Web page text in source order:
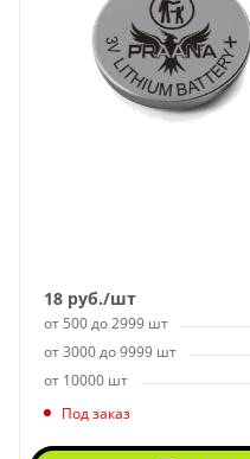
18 руб./шт
от 500 до 2999 шт
от 3000 до 9999 шт
от 10000 шт
Под заказ